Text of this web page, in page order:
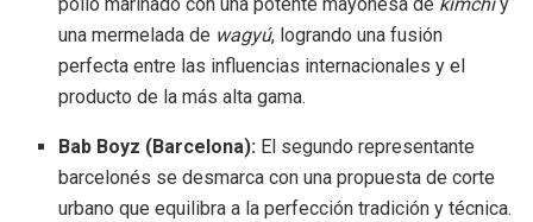
una mermelada de wagyú, logrando una fusión
perfecta entre las influencias internacionales y el
producto de la más alta gama.
Bab Boyz (Barcelona): El segundo representante
barcelonés se desmarca con una propuesta de corte
urbano que equilibra a la perfección tradición y técnica.